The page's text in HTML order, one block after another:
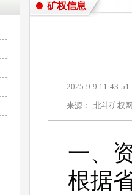
矿权信息
2025-9-9 11:43:51
来源： 北斗矿权
一、
根据